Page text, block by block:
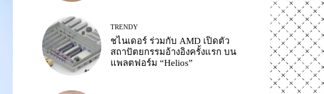
TRENDY
ชไนเดอร์ ร่วมกับ AMD เปิดตัว
สถาปัตยกรรมอ้างอิงครั้งแรก บน
แพลตฟอร์ม “Helios”